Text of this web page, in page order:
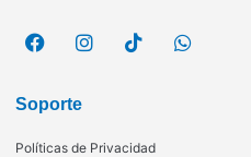
Soporte
Políticas de Privacidad